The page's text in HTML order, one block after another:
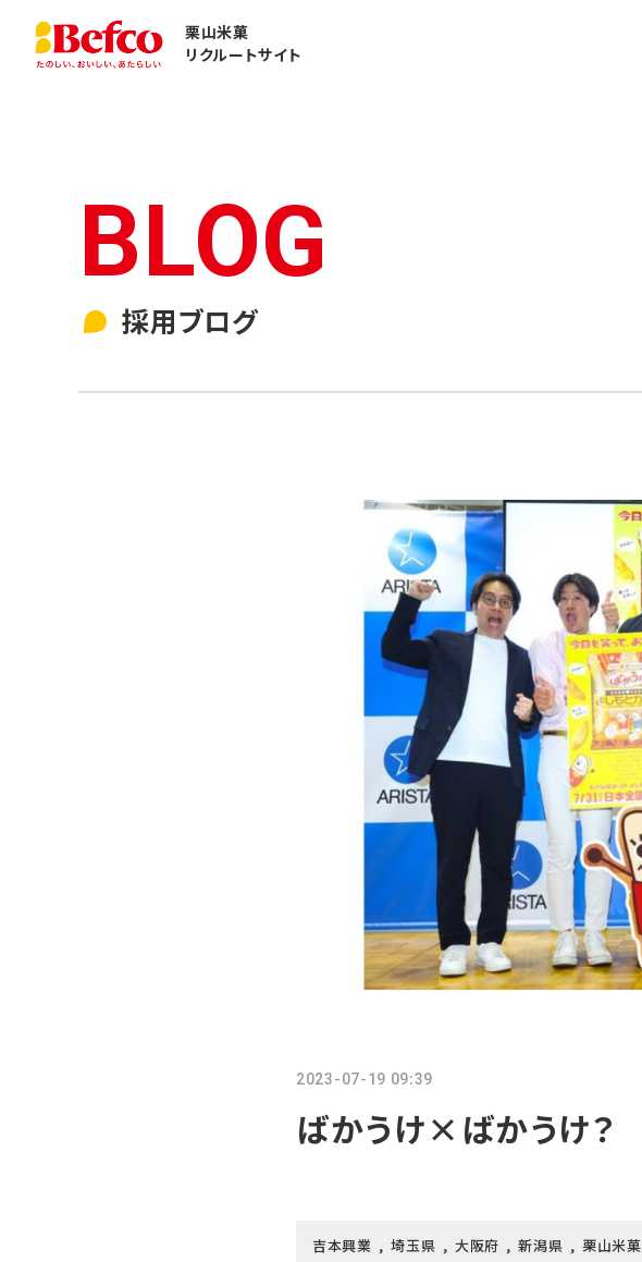
栗山米菓
リクルートサイト
採用ブログ
2023-07-19 09:39
ばかうけ×ばかうけ？
吉本興業 埼玉県 大阪府 新潟県 栗山米菓